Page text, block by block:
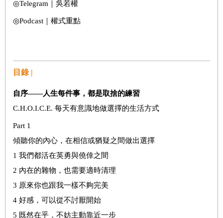
◎Telegram｜吳若權
◎Podcast｜權式重點
目錄 |
自序——人生每件事，都是取捨的練習
C.H.O.I.C.E. 每天有意識地做選擇的生活方式
Part 1
傾聽你的內心，在相信或猶疑之間做出選擇
1 我們都活在英勇與僥倖之間
2 內在的雜物，也需要適時清理
3 原來你也跟我一樣不夠完美
4 好感，可以從不討厭開始
5 既然在乎，不妨主動靠近一步